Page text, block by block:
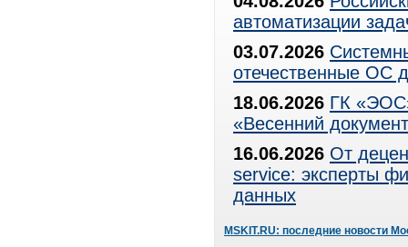
автоматизации
03.07.2026
отечественные ОС
18.06.2026 ГК
«Весенний
16.06.2026 От
service: эксперты
данных
MSKIT.RU: последние новости